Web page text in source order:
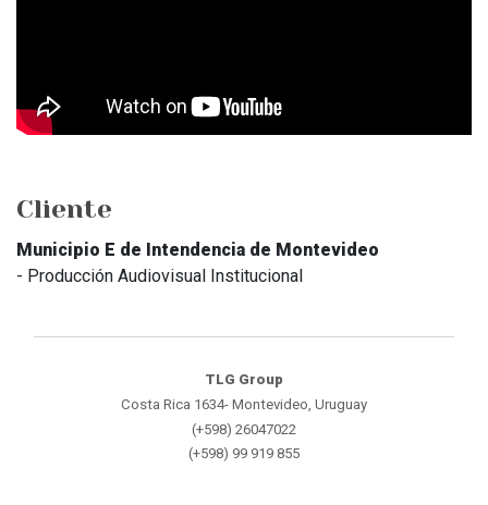
Cliente
Municipio E de Intendencia de Montevideo
- Producción Audiovisual Institucional
TLG Group
Costa Rica 1634- Montevideo, Uruguay
(+598) 26047022
(+598) 99 919 855